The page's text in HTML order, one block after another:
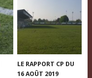
LE RAPPORT CP DU
16 AOÛT 2019